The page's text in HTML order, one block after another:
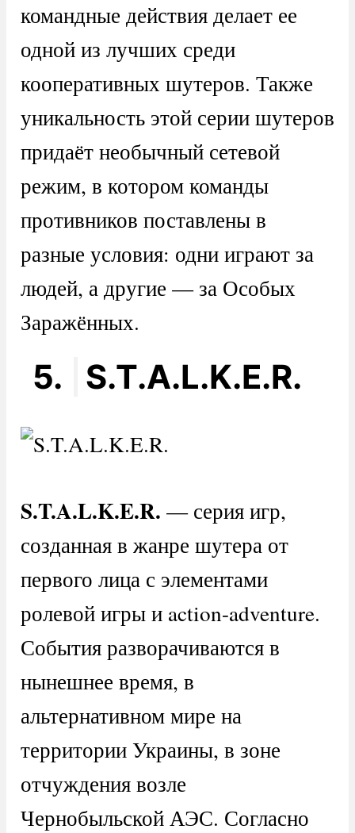
командные действия делает ее
одной из лучших среди
кооперативных шутеров. Также
уникальность этой серии шутеров
придаёт необычный сетевой
режим, в котором команды
противников поставлены в
разные условия: одни играют за
людей, а другие — за Особых
Заражённых.
5. S.T.A.L.K.E.R.
S.T.A.L.K.E.R. — серия игр,
созданная в жанре шутера от
первого лица с элементами
ролевой игры и action-adventure.
События разворачиваются в
нынешнее время, в
альтернативном мире на
территории Украины, в зоне
отчуждения возле
Чернобыльской АЭС. Согласно